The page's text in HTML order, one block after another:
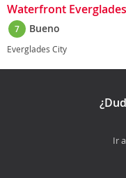
Waterfront
7 Bueno
Everglades City
Ir